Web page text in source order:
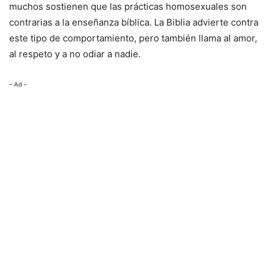
muchos sostienen que las prácticas homosexuales son
contrarias a la enseñanza bíblica. La Biblia advierte contra
este tipo de comportamiento, pero también llama al amor,
al respeto y a no odiar a nadie.
– Ad –